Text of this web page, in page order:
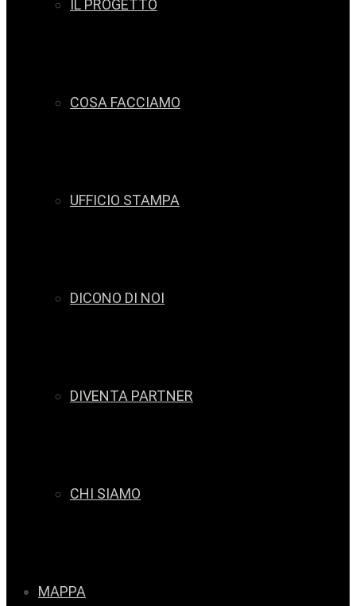
IL PROGETTO
COSA FACCIAMO
UFFICIO STAMPA
DICONO DI NOI
DIVENTA PARTNER
CHI SIAMO
MAPPA